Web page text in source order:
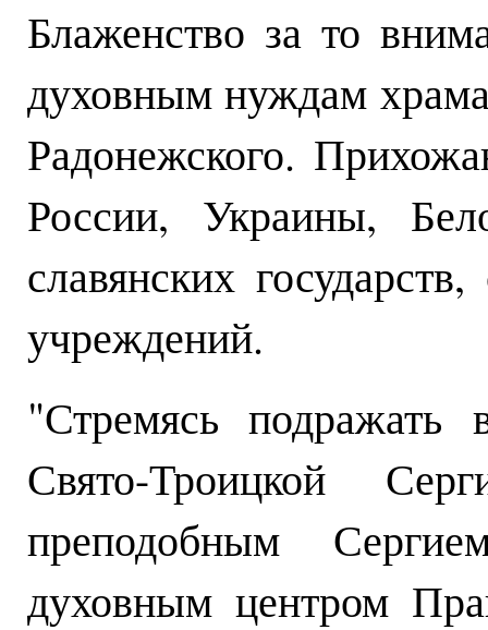
Блаженство за то
духовным нуждам
Радонежского.
России, Украины,
славянских
учреждений.
"Стремясь подражать
Свято-Троицкой
преподобным
духовным центром